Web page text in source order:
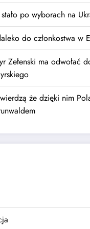
po wyborach na
do członkostwa w
Zełenski ma odwołać
że dzięki nim